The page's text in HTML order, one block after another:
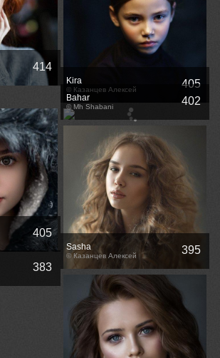
414
Kira
© Казанцев Алексей 405
405
Bahar
© Mh Shabani 402
Sasha
© Казанцев Алексей 395
383